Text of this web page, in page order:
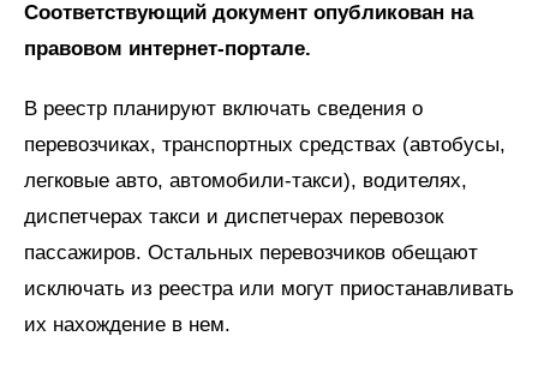
Соответствующий документ опубликован на
правовом интернет-портале.
В реестр планируют включать сведения о
перевозчиках, транспортных средствах (автобусы,
легковые авто, автомобили-такси), водителях,
диспетчерах такси и диспетчерах перевозок
пассажиров. Остальных перевозчиков обещают
исключать из реестра или могут приостанавливать
их нахождение в нем.